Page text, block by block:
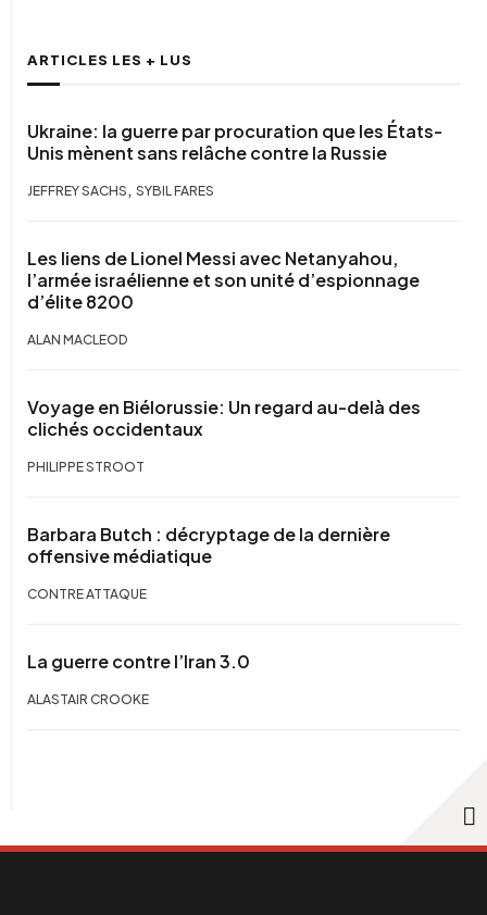
ARTICLES LES + LUS
Ukraine: la guerre par procuration que les États-
Unis mènent sans relâche contre la Russie
JEFFREY SACHS , SYBIL FARES
Les liens de Lionel Messi avec Netanyahou,
l’armée israélienne et son unité d’espionnage
d’élite 8200
ALAN MACLEOD
Voyage en Biélorussie: Un regard au-delà des
clichés occidentaux
PHILIPPE STROOT
Barbara Butch : décryptage de la dernière
offensive médiatique
CONTRE ATTAQUE
La guerre contre l’Iran 3.0
ALASTAIR CROOKE